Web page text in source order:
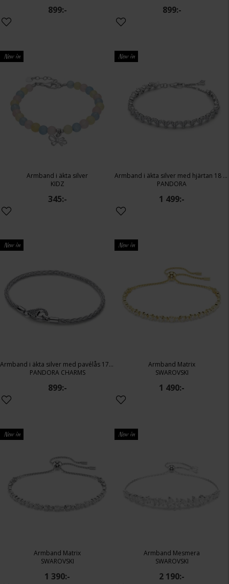
899:- 899:-
New in
Armband i äkta silver
KIDZ
345:-
New in
Armband i äkta silver med hjärtan 18 cm
PANDORA
1 499:-
New in
Armband i äkta silver med pavélås 17 cm
PANDORA CHARMS
899:-
New in
Armband Matrix
SWAROVSKI
1 490:-
New in
Armband Matrix
SWAROVSKI
1 390:-
New in
Armband Mesmera
SWAROVSKI
2 190:-